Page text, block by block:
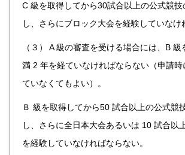
C 級を取得してから30試合以上の公式競技
し、さらにブロック大会を経験していなけ
（３） A 級の審査を受ける場合には、B 級
満 2 年を経ていなければならない（申請
ていなくてもよい）。
Ｂ 級を取得してから50 試合以上の公式競
し、さらに全日本大会あるいは 10 試合以
を経験していなければならない。